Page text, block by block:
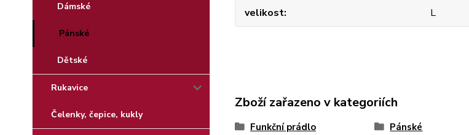
Dámské
Pánské
Dětské
Rukavice
Čelenky, čepice, kukly
velikost L
Zboží zařazeno v kategoriích
Funkční prádlo Pánské